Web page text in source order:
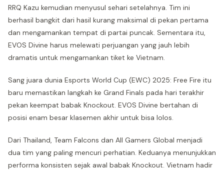
RRQ Kazu kemudian menyusul sehari setelahnya. Tim ini
berhasil bangkit dari hasil kurang maksimal di pekan pertama
dan mengamankan tempat di partai puncak. Sementara itu,
EVOS Divine harus melewati perjuangan yang jauh lebih
dramatis untuk mengamankan tiket ke Vietnam.
Sang juara dunia Esports World Cup (EWC) 2025: Free Fire itu
baru memastikan langkah ke Grand Finals pada hari terakhir
pekan keempat babak Knockout. EVOS Divine bertahan di
posisi enam besar klasemen akhir untuk bisa lolos.
Dari Thailand, Team Falcons dan All Gamers Global menjadi
dua tim yang paling mencuri perhatian. Keduanya menunjukkan
performa konsisten sejak awal babak Knockout. Vietnam hadir